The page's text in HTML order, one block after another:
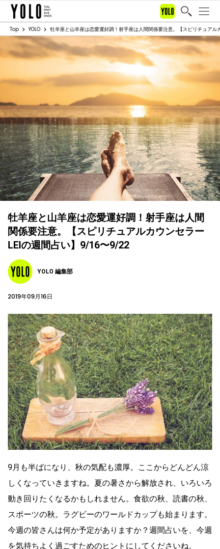
Top YOLO 牡羊座と山羊座は恋愛運好調！射手座は人間関係要注意。【スピリチュア
牡羊座と山羊座は恋愛運好調！射手座は人間
関係要注意。【スピリチュアルカウンセラー
LEIの週間占い】9/16〜9/22
YOLO 編集部
2019年09月16日
9月も半ばになり、秋の気配も濃厚。ここからどんどん涼
しくなっていきますね。夏の暑さから解放され、いろいろ
動き回りたくなるかもしれません。食欲の秋、読書の秋、
スポーツの秋。ラグビーのワールドカップも始まります。
今週の皆さんは何か予定がありますか？週間占いを、今週
を気持ちよく過ごすためのヒントにしてくださいね。